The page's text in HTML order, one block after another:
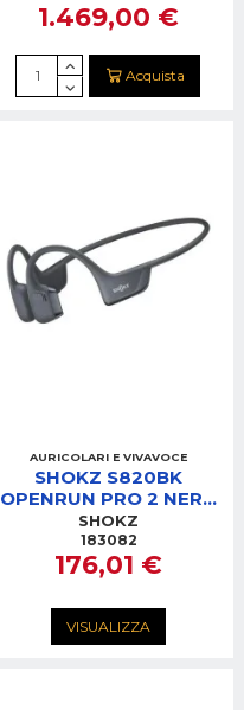
1.469,00 €
Acquista
AURICOLARI E VIVAVOCE
SHOKZ S820BK
OPENRUN PRO 2 NERO
AURICOLARI BT A
CONDUZIONE OSSEA
SHOKZ
183082
176,01 €
VISUALIZZA